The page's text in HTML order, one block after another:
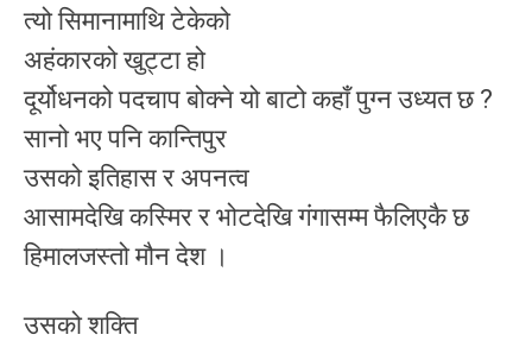
त्यो सिमानामाथि टेकेको
अहंकारको खुट्टा हो
दूर्योधनको पदचाप बोक्ने यो बाटो कहाँ पुग्न उध्यत छ ?
सानो भए पनि कान्तिपुर
उसको इतिहास र अपनत्व
आसामदेखि कस्मिर र भोटदेखि गंगासम्म फैलिएकै छ
हिमालजस्तो मौन देश ।
उसको शक्ति